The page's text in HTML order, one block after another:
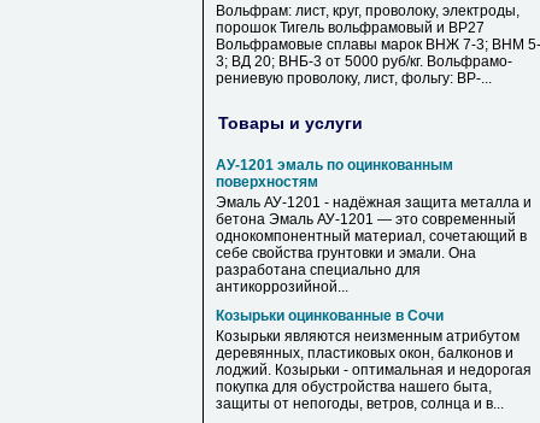
Вольфрам: лист, круг, проволоку, электроды,
порошок Тигель вольфрамовый и ВР27
Вольфрамовые сплавы марок ВНЖ 7-3; ВНМ 5-
3; ВД 20; ВНБ-3 от 5000 руб/кг. Вольфрамо-
рениевую проволоку, лист, фольгу: ВР-...
Товары и услуги
АУ-1201 эмаль по оцинкованным
поверхностям
Эмаль АУ-1201 - надёжная защита металла и
бетона Эмаль АУ-1201 — это современный
однокомпонентный материал, сочетающий в
себе свойства грунтовки и эмали. Она
разработана специально для
антикоррозийной...
Козырьки оцинкованные в Сочи
Козырьки являются неизменным атрибутом
деревянных, пластиковых окон, балконов и
лоджий. Козырьки - оптимальная и недорогая
покупка для обустройства нашего быта,
защиты от непогоды, ветров, солнца и в...